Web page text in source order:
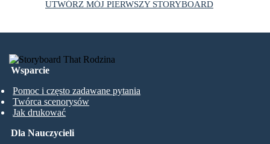
UTWÓRZ MÓJ PIERWSZY STORYBOARD
Wsparcie
Pomoc i często zadawane pytania
Twórca scenorysów
Jak drukować
Dla Nauczycieli